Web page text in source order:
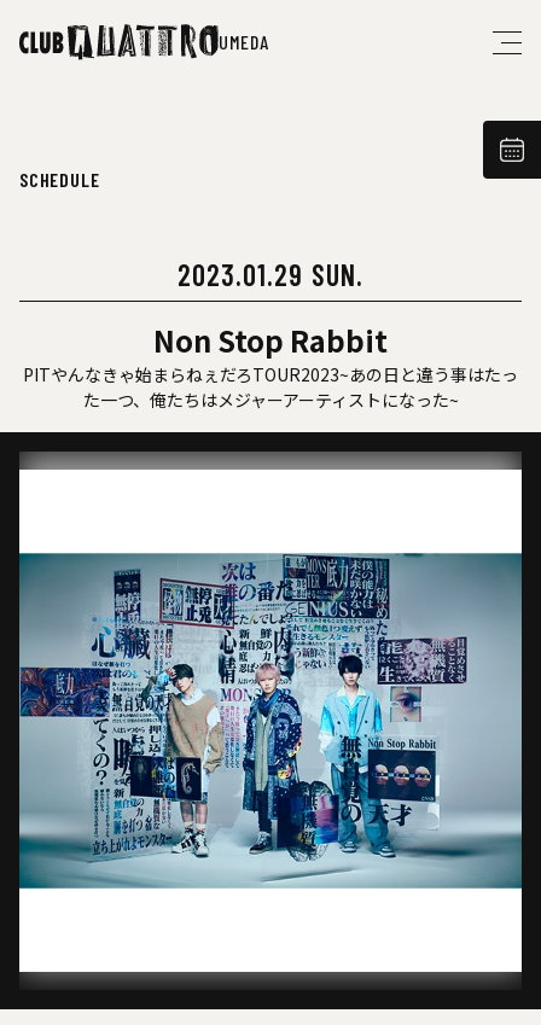
UMEDA
SCHEDULE
2023.01.29 SUN.
Non Stop Rabbit
PITやんなきゃ始まらねぇだろTOUR2023~あの日と違う事はたっ
た一つ、俺たちはメジャーアーティストになった~